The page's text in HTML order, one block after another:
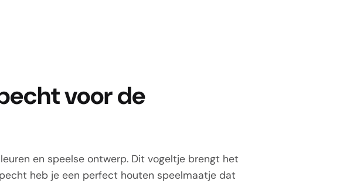
voor de
en speelse ontwerp. Dit vogeltje brengt het
heb je een perfect houten speelmaatje dat